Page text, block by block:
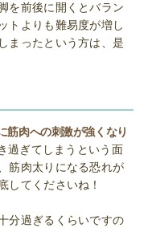
を前後に開くとバラン
トよりも難易度が増し
まったという方は、是
筋肉への刺激が強くなり
過ぎてしまうという面
筋肉太りになる恐れが
してくださいね！
分過ぎるくらいですの